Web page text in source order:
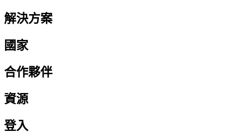
解決方案​​
國家​​
合作夥伴​​
資源​​
登入​​